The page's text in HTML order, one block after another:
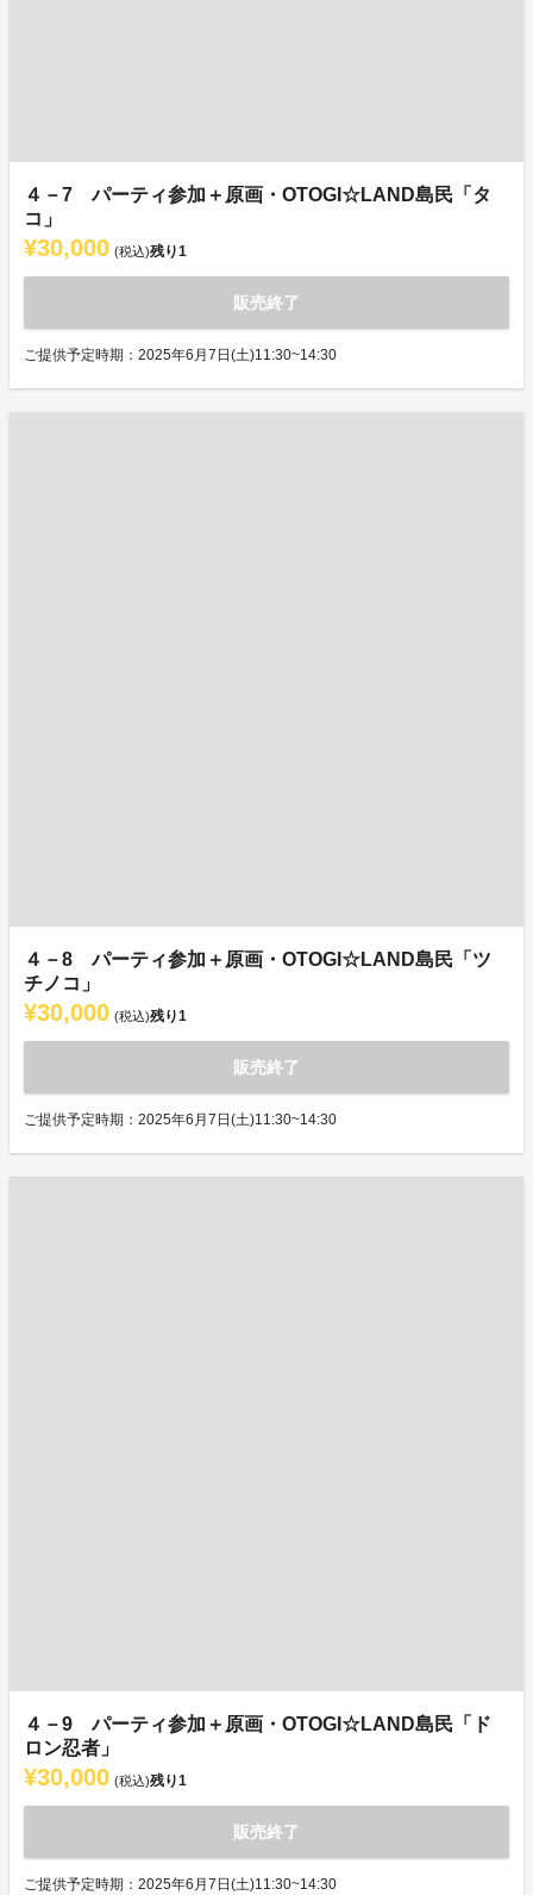
４－7 パーティ参加＋原画・OTOGI☆LAND島民「タ
コ」
¥30,000 (税込)残り1
販売終了
ご提供予定時期：2025年6月7日(土)11:30~14:30
４－8 パーティ参加＋原画・OTOGI☆LAND島民「ツ
チノコ」
¥30,000 (税込)残り1
販売終了
ご提供予定時期：2025年6月7日(土)11:30~14:30
４－9 パーティ参加＋原画・OTOGI☆LAND島民「ド
ロン忍者」
¥30,000 (税込)残り1
販売終了
ご提供予定時期：2025年6月7日(土)11:30~14:30